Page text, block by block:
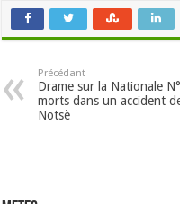
Précédant
Drame sur la Nationale
morts dans un accident
Notsè